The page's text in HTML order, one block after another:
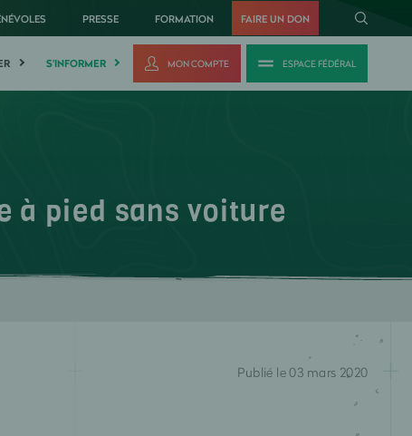
PRESSE FORMATION FAIRE UN DON
S'INFORMER MON COMPTE ESPACE FÉDÉRAL
à pied sans voiture
Publié le 03 mars 2020